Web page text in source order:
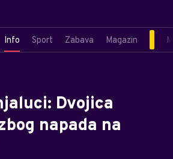
Info Sport Zabava Magazin
Dvojica
napada na